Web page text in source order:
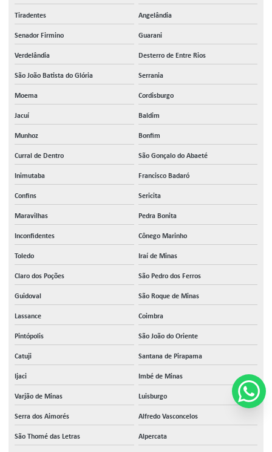
Tiradentes Angelândia
Senador Firmino Guarani
Verdelândia Desterro de Entre Rios
São João Batista do Glória Serrania
Moema Cordisburgo
Jacuí Baldim
Munhoz Bonfim
Curral de Dentro São Gonçalo do Abaeté
Inimutaba Francisco Badaró
Confins Sericita
Maravilhas Pedra Bonita
Inconfidentes Cônego Marinho
Toledo Iraí de Minas
Claro dos Poções São Pedro dos Ferros
Guidoval São Roque de Minas
Lassance Coimbra
Pintópolis São João do Oriente
Catuji Santana de Pirapama
Ijaci Imbé de Minas
Varjão de Minas Luisburgo
Serra dos Aimorés Alfredo Vasconcelos
São Thomé das Letras Alpercata